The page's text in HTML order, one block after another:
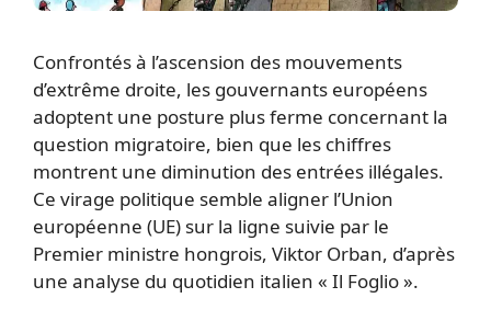
Confrontés à l’ascension des mouvements
d’extrême droite, les gouvernants européens
adoptent une posture plus ferme concernant la
question migratoire, bien que les chiffres
montrent une diminution des entrées illégales.
Ce virage politique semble aligner l’Union
européenne (UE) sur la ligne suivie par le
Premier ministre hongrois, Viktor Orban, d’après
une analyse du quotidien italien « Il Foglio ».